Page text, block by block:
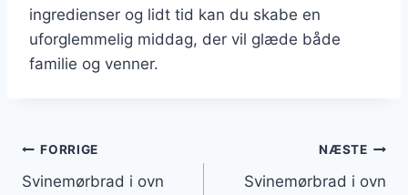
ingredienser og lidt tid kan du skabe en
uforglemmelig middag, der vil glæde både
familie og venner.
Indlægsnavigation
FORRIGE
Svinemørbrad i ovn
NÆSTE
Svinemørbrad i ovn